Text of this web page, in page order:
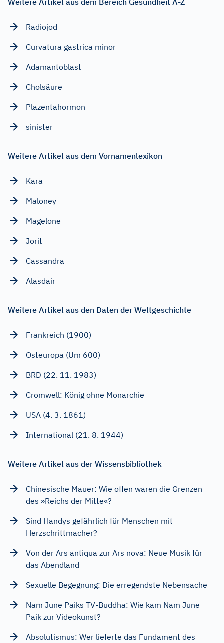
Radiojod
Curvatura gastrica minor
Adamantoblast
Cholsäure
Plazentahormon
sinister
Weitere Artikel aus dem Vornamenlexikon
Kara
Maloney
Magelone
Jorit
Cassandra
Alasdair
Weitere Artikel aus den Daten der Weltgeschichte
Frankreich (1900)
Osteuropa (Um 600)
BRD (22. 11. 1983)
Cromwell: König ohne Monarchie
USA (4. 3. 1861)
International (21. 8. 1944)
Weitere Artikel aus der Wissensbibliothek
Chinesische Mauer: Wie offen waren die Grenzen
des »Reichs der Mitte«?
Sind Handys gefährlich für Menschen mit
Herzschrittmacher?
Von der Ars antiqua zur Ars nova: Neue Musik für
das Abendland
Sexuelle Begegnung: Die erregendste Nebensache
Nam June Paiks TV-Buddha: Wie kam Nam June
Paik zur Videokunst?
Absolutismus: Wer lieferte das Fundament des